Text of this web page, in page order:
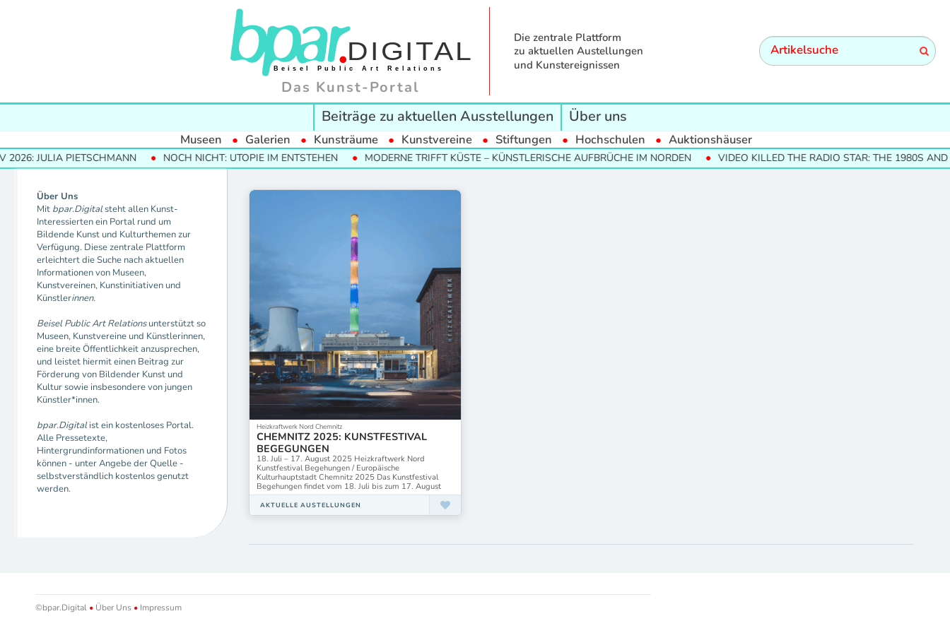
Das Kunst-Portal
Die zentrale Plattform
zu aktuellen Austellungen
und Kunstereignissen
Beiträge zu aktuellen Ausstellungen Über uns
Museen Galerien Kunsträume Kunstvereine Stiftungen Hochschulen Auktionshäuser
JULIA PIETSCHMANN NOCH NICHT: UTOPIE IM ENTSTEHEN MODERNE TRIFFT KÜSTE – KÜNSTLERISCHE AUFBRÜCHE IM NORDEN VIDEO KILLED THE RADIO STAR: THE 1980S AND
Über Uns
Mit bpar.Digitalsteht allen Kunst-
Interessierten ein Portal rund um
Bildende Kunst und Kulturthemen zur
Verfügung. Diese zentrale Plattform
erleichtert die Suche nach aktuellen
Informationen von Museen,
Kunstvereinen, Kunstinitiativen und
Künstlerinnen.
Beisel Public Art Relationsunterstützt so
Museen, Kunstvereine und Künstlerinnen,
eine breite Öffentlichkeit anzusprechen,
und leistet hiermit einen Beitrag zur
Förderung von Bildender Kunst und
Kultur sowie insbesondere von jungen
Künstler*innen.
bpar.Digitalist ein kostenloses Portal.
Alle Pressetexte,
Hintergrundinformationen und Fotos
können - unter Angebe der Quelle -
selbstverständlich kostenlos genutzt
werden.
Heizkraftwerk Nord Chemnitz
CHEMNITZ 2025: KUNSTFESTIVAL
BEGEGUNGEN
18. Juli – 17. August 2025 Heizkraftwerk Nord
Kunstfestival Begehungen / Europäische
Kulturhauptstadt Chemnitz 2025 Das Kunstfestival
Begehungen findet vom 18. Juli bis zum 17. August
AKTUELLE AUSTELLUNGEN
©bpar.Digital • Über Uns • Impressum